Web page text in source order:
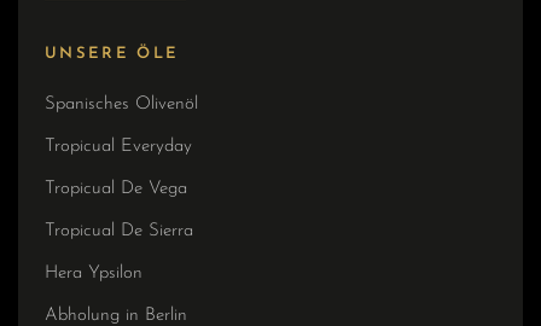
UNSERE ÖLE
Spanisches Olivenöl
Tropicual Everyday
Tropicual De Vega
Tropicual De Sierra
Hera Ypsilon
Abholung in Berlin